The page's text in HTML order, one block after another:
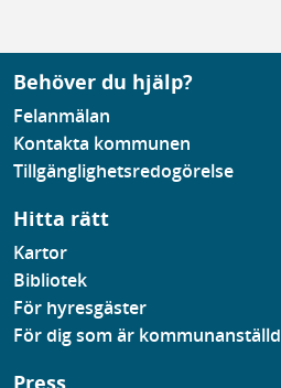
Behöver du hjälp?
Felanmälan
Kontakta kommunen
Tillgänglighetsredogörelse
Hitta rätt
Kartor
Bibliotek
För hyresgäster
För dig som är kommunanställd
Press